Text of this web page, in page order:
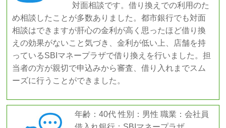
対面相談です。借り換えでの利用のた
め相談したことが多数ありました。都市銀行でも対面
相談はできますが肝心の金利が高く思ったほど借り換
えの効果がないこと気づき、金利が低い上、店舗を持
っているSBIマネープラザで借り換えを行いました。担
当者の方が親切で申込みから審査、借り入れまでスム
ーズに行うことができました。
年齢：40代 性別：男性 職業：会社員